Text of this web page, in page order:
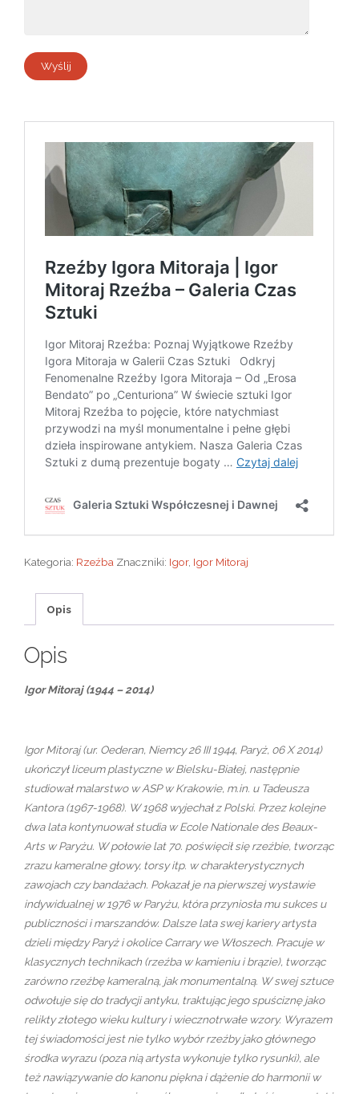
Kategoria: Rzeźba Znaczniki: Igor, Igor Mitoraj
Opis
Opis
Igor Mitoraj (1944 – 2014)
Igor Mitoraj (ur. Oederan, Niemcy 26 III 1944, Paryż, 06 X 2014)
ukończył liceum plastyczne w Bielsku-Białej, następnie
studiował malarstwo w ASP w Krakowie, m.in. u Tadeusza
Kantora (1967-1968). W 1968 wyjechał z Polski. Przez kolejne
dwa lata kontynuował studia w Ecole Nationale des Beaux-
Arts w Paryżu. W połowie lat 70. poświęcił się rzeźbie, tworząc
zrazu kameralne głowy, torsy itp. w charakterystycznych
zawojach czy bandażach. Pokazał je na pierwszej wystawie
indywidualnej w 1976 w Paryżu, która przyniosła mu sukces u
publiczności i marszandów. Dalsze lata swej kariery artysta
dzieli między Paryż i okolice Carrary we Włoszech. Pracuje w
klasycznych technikach (rzeźba w kamieniu i brązie), tworząc
zarówno rzeźbę kameralną, jak monumentalną. W swej sztuce
odwołuje się do tradycji antyku, traktując jego spuściznę jako
relikty złotego wieku kultury i wiecznotrwałe wzory. Wyrazem
tej świadomości jest nie tylko wybór rzeźby jako głównego
środka wyrazu (poza nią artysta wykonuje tylko rysunki), ale
też nawiązywanie do kanonu piękna i dążenie do harmonii w